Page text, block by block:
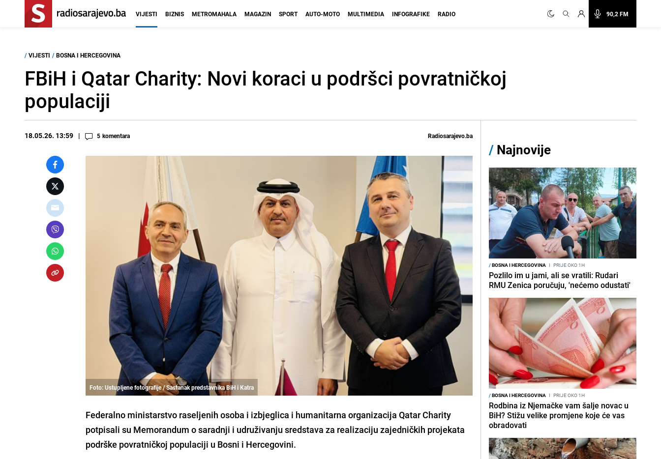
90,2 FM
VIJESTI BIZNIS METROMAHALA MAGAZIN SPORT AUTO-MOTO MULTIMEDIA INFOGRAFIKE RADIO
/ VIJESTI / BOSNA I HERCEGOVINA
FBiH i Qatar Charity: Novi koraci u podršci povratničkoj
populaciji
18.05.26. 13:59 5 komentara Radiosarajevo.ba
Foto: Ustupljene fotografije / Sastanak predstavnika BiH i Katra
Federalno ministarstvo raseljenih osoba i izbjeglica i humanitarna organizacija Qatar Charity
potpisali su Memorandum o saradnji i udruživanju sredstava za realizaciju zajedničkih projekata
podrške povratničkoj populaciji u Bosni i Hercegovini.
/ Najnovije
/BOSNA I HERCEGOVINA I PRIJE OKO 1H
Pozlilo im u jami, ali se vratili: Rudari
RMU Zenica poručuju, 'nećemo odustati'
/BOSNA I HERCEGOVINA I PRIJE OKO 1H
Rodbina iz Njemačke vam šalje novac u
BiH? Stižu velike promjene koje će vas
obradovati